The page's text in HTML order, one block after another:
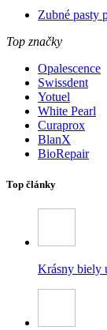
Zubné pasty
Top značky
Opalescence
Swissdent
Yotuel
White Pearl
Curaprox
BlanX
BioRepair
Top články
Krásny biely